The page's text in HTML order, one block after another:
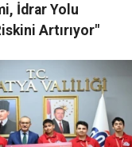
İdrar Yolu
Artırıyor"